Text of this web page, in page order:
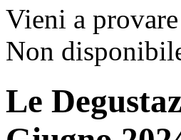
Vieni a
Non
Le